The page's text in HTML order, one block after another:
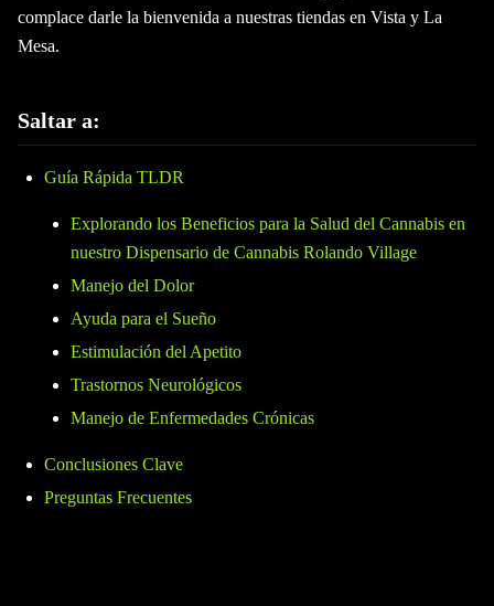
complace darle la bienvenida a nuestras tiendas en Vista y La
Mesa.
Saltar a:
Guía Rápida TLDR
Explorando los Beneficios para la Salud del Cannabis en
nuestro Dispensario de Cannabis Rolando Village
Manejo del Dolor
Ayuda para el Sueño
Estimulación del Apetito
Trastornos Neurológicos
Manejo de Enfermedades Crónicas
Conclusiones Clave
Preguntas Frecuentes